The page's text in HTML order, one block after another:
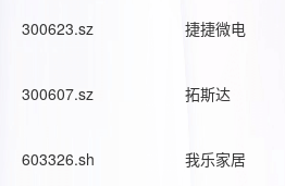
300623.sz 捷捷微电
300607.sz 拓斯达
603326.sh 我乐家居